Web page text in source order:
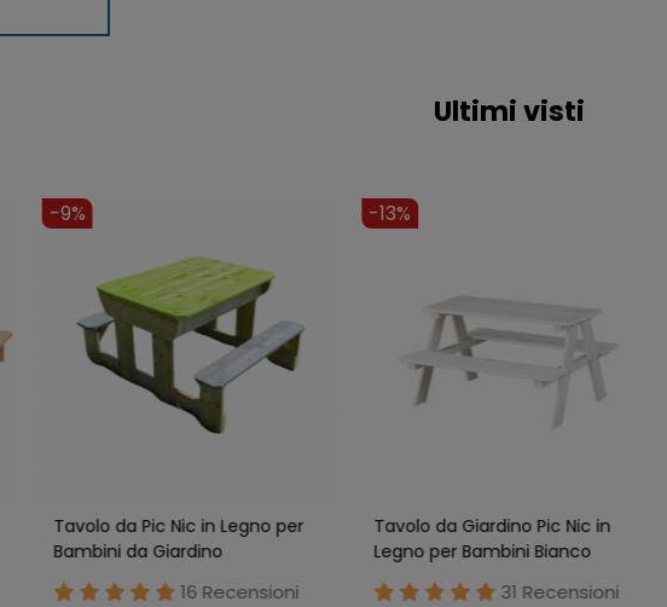
Ultimi visti
-9%
Tavolo da Pic Nic in Legno per
Bambini da Giardino
16 Recensioni
-13%
Tavolo da Giardino Pic Nic in
Legno per Bambini Bianco
31 Recensioni